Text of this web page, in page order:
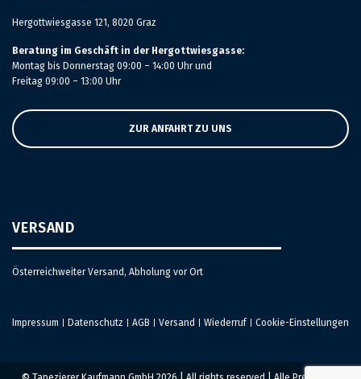
Hergottwiesgasse 121, 8020 Graz
Beratung im Geschäft in der Hergottwiesgasse:
Montag bis Donnerstag 09:00 – 14:00 Uhr und
Freitag 09:00 – 13:00 Uhr
ZUR ANFAHRT ZU UNS
VERSAND
Österreichweiter Versand, Abholung vor Ort
Impressum Datenschutz AGB Versand Wiederruf Cookie-Einstellungen